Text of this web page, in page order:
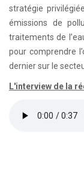
stratégie
émissions de
traitements de
pour comprendre
dernier sur le
L'interview de la